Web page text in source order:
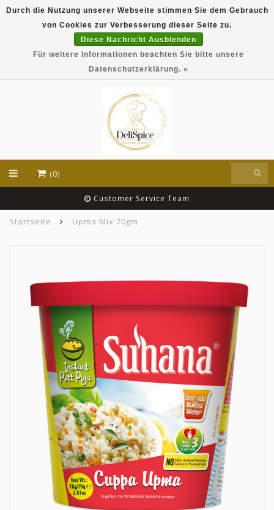
DeliSpice is your online Indian grocery shop with
exclusive brands like Daawat, Suhana, DeliSpice
and many more !!!
(0)
Customer Service Team
Startseite Upma Mix 70gm
Durch die Nutzung unserer Webseite stimmen Sie dem Gebrauch
von Cookies zur Verbesserung dieser Seite zu.
Diese Nachricht Ausblenden
Für weitere Informationen beachten Sie bitte unsere
Datenschutzerklärung. »